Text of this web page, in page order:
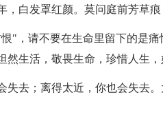
，白发罩红颜。莫问庭前芳草
"，请不要在生命里留下的是
然生活，敬畏生命，珍惜人生，
失去；离得太近，你也会失去